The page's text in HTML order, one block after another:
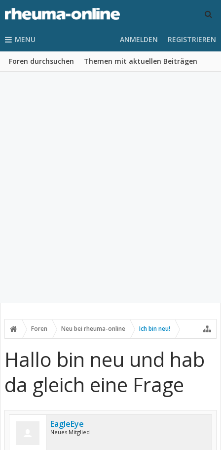
MENU
Foren durchsuchen Themen mit aktuellen Beiträgen
ANMELDEN REGISTRIEREN
Foren Neu bei rheuma-online Ich bin neu!
Hallo bin neu und hab
da gleich eine Frage
EagleEye
Neues Mitglied